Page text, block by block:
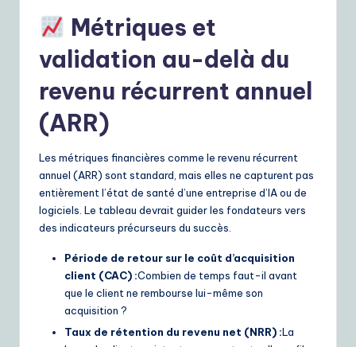
Métriques et
validation au-delà du
revenu récurrent annuel
(ARR)
Les métriques financières comme le revenu récurrent
annuel (ARR) sont standard, mais elles ne capturent pas
entièrement l’état de santé d’une entreprise d’IA ou de
logiciels. Le tableau devrait guider les fondateurs vers
des indicateurs précurseurs du succès.
Période de retour sur le coût d’acquisition
client (CAC) :Combien de temps faut-il avant
que le client ne rembourse lui-même son
acquisition ?
Taux de rétention du revenu net (NRR) :La